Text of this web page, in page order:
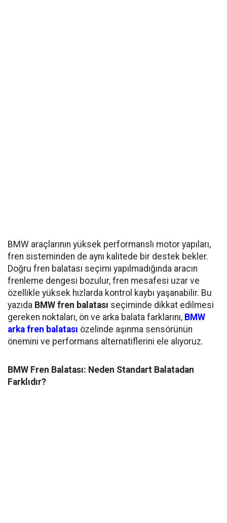
BMW araçlarının yüksek performanslı motor yapıları,
fren sisteminden de aynı kalitede bir destek bekler.
Doğru fren balatası seçimi yapılmadığında aracın
frenleme dengesi bozulur, fren mesafesi uzar ve
özellikle yüksek hızlarda kontrol kaybı yaşanabilir. Bu
yazıda BMW fren balatası seçiminde dikkat edilmesi
gereken noktaları, ön ve arka balata farklarını, BMW
arka fren balatası özelinde aşınma sensörünün
önemini ve performans alternatiflerini ele alıyoruz.
BMW Fren Balatası: Neden Standart Balatadan
Farklıdır?